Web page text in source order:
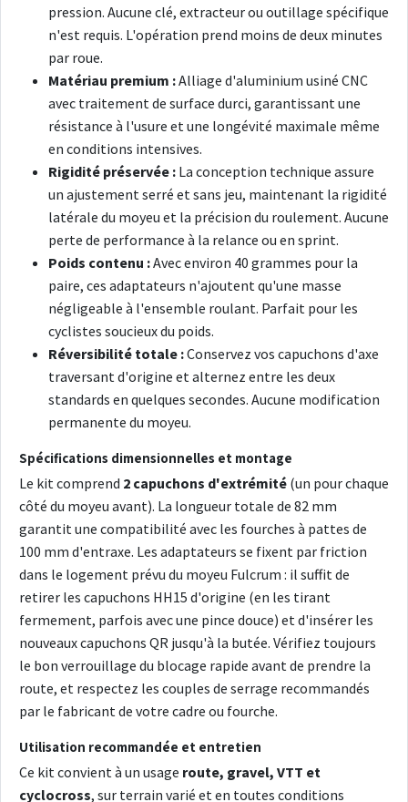
pression. Aucune clé, extracteur ou outillage spécifique
n'est requis. L'opération prend moins de deux minutes
par roue.
Matériau premium :Alliage d'aluminium usiné CNC
avec traitement de surface durci, garantissant une
résistance à l'usure et une longévité maximale même
en conditions intensives.
Rigidité préservée : La conception technique assure
un ajustement serré et sans jeu, maintenant la rigidité
latérale du moyeu et la précision du roulement. Aucune
perte de performance à la relance ou en sprint.
Poids contenu :Avec environ 40 grammes pour la
paire, ces adaptateurs n'ajoutent qu'une masse
négligeable à l'ensemble roulant. Parfait pour les
cyclistes soucieux du poids.
Réversibilité totale :Conservez vos capuchons d'axe
traversant d'origine et alternez entre les deux
standards en quelques secondes. Aucune modification
permanente du moyeu.
Spécifications dimensionnelles et montage
Le kit comprend 2 capuchons d'extrémité (un pour chaque
côté du moyeu avant). La longueur totale de 82 mm
garantit une compatibilité avec les fourches à pattes de
100 mm d'entraxe. Les adaptateurs se fixent par friction
dans le logement prévu du moyeu Fulcrum : il suffit de
retirer les capuchons HH15 d'origine (en les tirant
fermement, parfois avec une pince douce) et d'insérer les
nouveaux capuchons QR jusqu'à la butée. Vérifiez toujours
le bon verrouillage du blocage rapide avant de prendre la
route, et respectez les couples de serrage recommandés
par le fabricant de votre cadre ou fourche.
Utilisation recommandée et entretien
Ce kit convient à un usage route, gravel, VTT et
cyclocross, sur terrain varié et en toutes conditions